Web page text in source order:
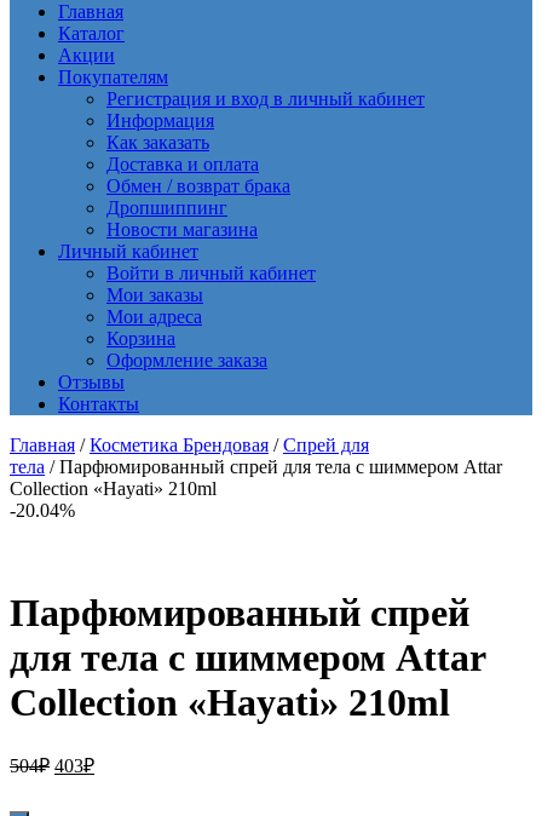
Главная
Каталог
Акции
Покупателям
Регистрация и вход в личный кабинет
Информация
Как заказать
Доставка и оплата
Обмен / возврат брака
Дропшиппинг
Новости магазина
Личный кабинет
Войти в личный кабинет
Мои заказы
Мои адреса
Корзина
Оформление заказа
Отзывы
Контакты
Главная /Косметика Брендовая /Спрей для
тела / Парфюмированный спрей для тела с шиммером Attar
Collection «Hayati» 210ml
-20.04%
Парфюмированный спрей
для тела с шиммером Attar
Collection «Hayati» 210ml
504₽ Первоначальная
403₽Текущая